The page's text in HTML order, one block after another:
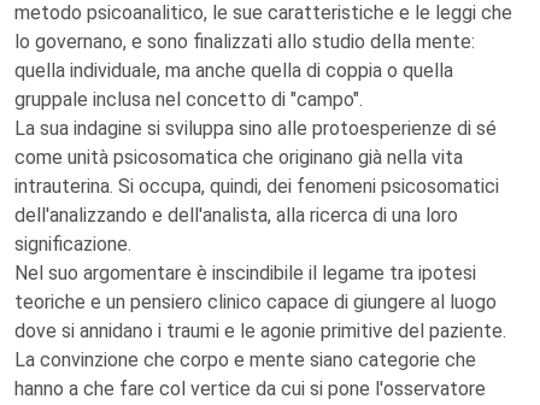
metodo psicoanalitico, le sue caratteristiche e le leggi che
lo governano, e sono finalizzati allo studio della mente:
quella individuale, ma anche quella di coppia o quella
gruppale inclusa nel concetto di "campo".
La sua indagine si sviluppa sino alle protoesperienze di sé
come unità psicosomatica che originano già nella vita
intrauterina. Si occupa, quindi, dei fenomeni psicosomatici
dell'analizzando e dell'analista, alla ricerca di una loro
significazione.
Nel suo argomentare è inscindibile il legame tra ipotesi
teoriche e un pensiero clinico capace di giungere al luogo
dove si annidano i traumi e le agonie primitive del paziente.
La convinzione che corpo e mente siano categorie che
hanno a che fare col vertice da cui si pone l'osservatore